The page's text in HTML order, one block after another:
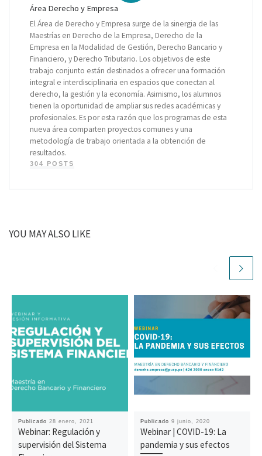
Área Derecho y Empresa
El Área de Derecho y Empresa surge de la sinergia de las
Maestrías en Derecho de la Empresa, Derecho de la
Empresa en la Modalidad de Gestión, Derecho Bancario y
Financiero, y Derecho Tributario. Los objetivos de este
trabajo conjunto están destinados a ofrecer una formación
integral e interdisciplinaria en espacios que conectan al
derecho, la gestión y la economía. Asimismo, los alumnos
tienen la oportunidad de ampliar sus redes académicas y
profesionales. Es por esta razón que los programas de esta
nueva área comparten proyectos comunes y una
metodología de trabajo orientada a la obtención de
resultados.
304 POSTS
YOU MAY ALSO LIKE
Publicado 28 enero, 2021
Webinar: Regulación y
supervisión del Sistema
Publicado 9 junio, 2020
Webinar | COVID-19: La
pandemia y sus efectos